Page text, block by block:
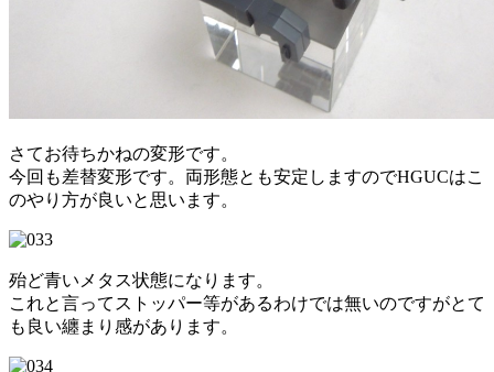
さてお待ちかねの変形です。
今回も差替変形です。両形態とも安定しますのでHGUCはこ
のやり方が良いと思います。
殆ど青いメタス状態になります。
これと言ってストッパー等があるわけでは無いのですがとて
も良い纏まり感があります。